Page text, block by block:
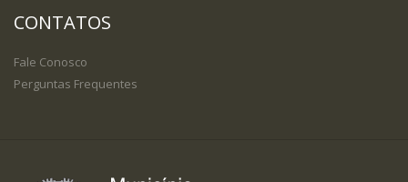
CONTATOS
Fale Conosco
Perguntas Frequentes